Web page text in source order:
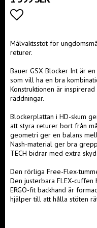
Målvaktsstöt för
returer.
Bauer GSX Blocker Int är
som vill ha en bra
Konstruktionen är
räddningar.
Blockerplattan i HD-skum
att styra returer bort från
geometri ger en balans
Nash-material ger bra grepp
TECH bidrar med extra
Den rörliga Free-Flex-
Den justerbara FLEX-
ERGO-fit backhand är
hjälper till att hålla stöten